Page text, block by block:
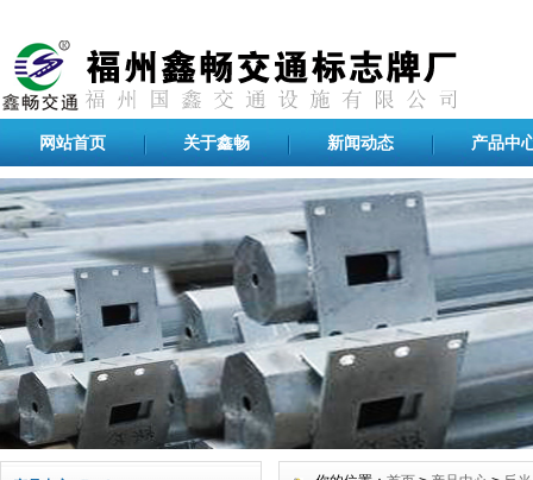
网站首页 关于鑫畅 新闻动态 产品中